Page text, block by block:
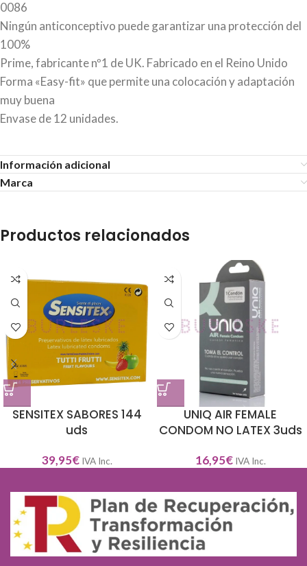
0086
Ningún anticonceptivo puede garantizar una protección del
100%
Prime, fabricante nº1 de UK. Fabricado en el Reino Unido
Forma «Easy-fit» que permite una colocación y adaptación
muy buena
Envase de 12 unidades.
Información adicional
Marca
Productos relacionados
SENSITEX SABORES 144
uds
39,95€ IVA Inc.
UNIQ AIR FEMALE
CONDOM NO LATEX 3uds
16,95€ IVA Inc.